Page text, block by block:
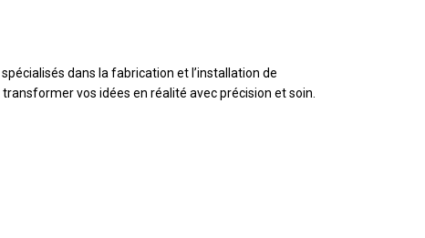
dans la fabrication et l’installation de
vos idées en réalité avec précision et soin.